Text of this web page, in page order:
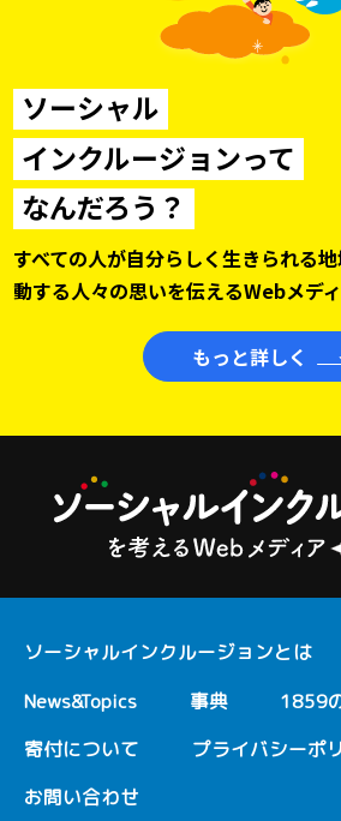
ソーシャル
インクルージョンって
なんだろう？
すべての人が自分らしく生きられる
動する人々の思いを伝えるWebメディ
もっと詳しく
ソーシャルインクルージョンとは
News&Topics
事典
1859
寄付について
プライバシーポ
お問い合わせ